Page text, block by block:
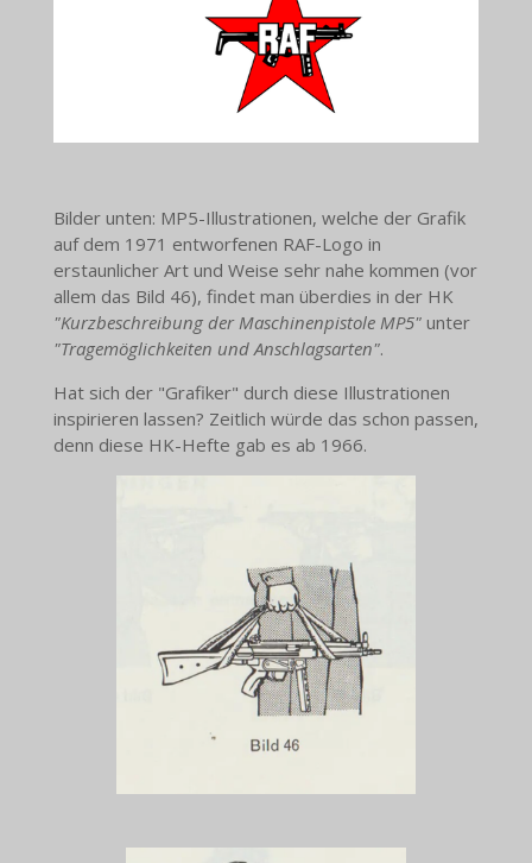
Bilder unten: MP5-Illustrationen, welche der Grafik
auf dem 1971 entworfenen RAF-Logo in
erstaunlicher Art und Weise sehr nahe kommen (vor
allem das Bild 46), findet man überdies in der HK
"Kurzbeschreibung der Maschinenpistole MP5"unter
"Tragemöglichkeiten und Anschlagsarten".
Hat sich der "Grafiker" durch diese Illustrationen
inspirieren lassen? Zeitlich würde das schon passen,
denn diese HK-Hefte gab es ab 1966.